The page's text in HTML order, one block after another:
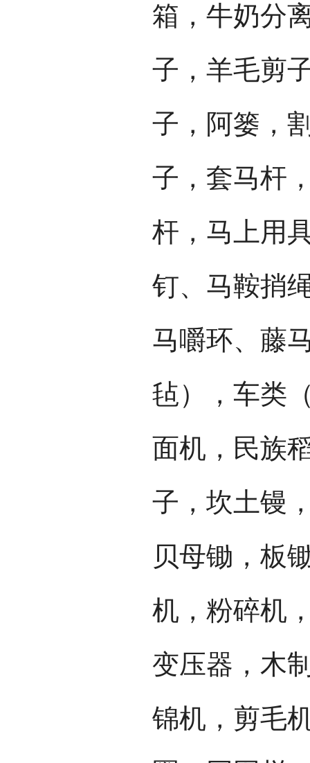
箱，牛奶分
子，羊毛剪
子，阿篓，
子，套马杆
杆，马上用
钉、马鞍捎
马嚼环、藤
毡），车类
面机，民族
子，坎土镘
贝母锄，板
机，粉碎机
变压器，木
锦机，剪毛